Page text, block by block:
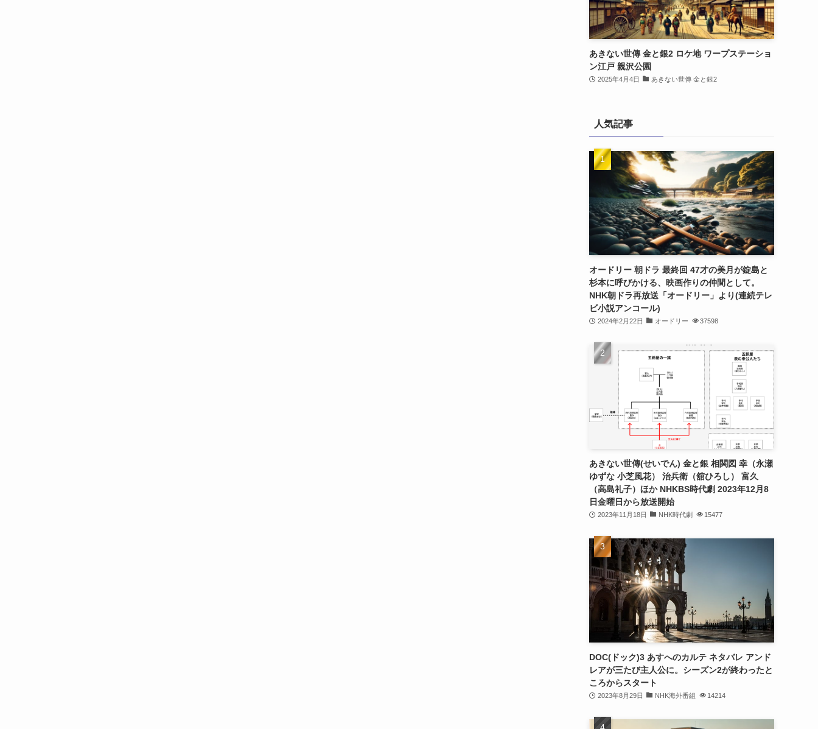
あきない世傳 金と銀2 ロケ地 ワープステーショ
ン江戸 親沢公園
2025年4月4日 あきない世傳 金と銀2
人気記事
オードリー 朝ドラ 最終回 47才の美月が錠島と
杉本に呼びかける、映画作りの仲間として。
NHK朝ドラ再放送「オードリー」より(連続テレ
ビ小説アンコール)
2024年2月22日 オードリー 37598
あきない世傳(せいでん) 金と銀 相関図 幸（永瀬
ゆずな 小芝風花） 治兵衛（舘ひろし） 富久
（高島礼子）ほか NHKBS時代劇 2023年12月8
日金曜日から放送開始
2023年11月18日 NHK時代劇 15477
DOC(ドック)3 あすへのカルテ ネタバレ アンド
レアが三たび主人公に。シーズン2が終わったと
ころからスタート
2023年8月29日 NHK海外番組 14214